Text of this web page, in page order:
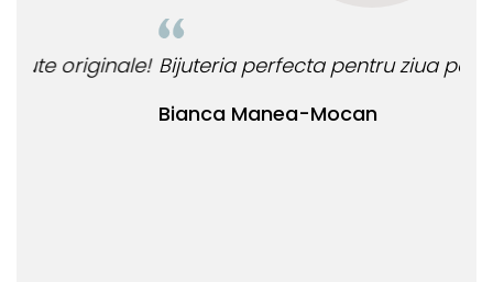
Bianca Manea-Mocan
Bijuteria perfecta pentru ziua perfecta!